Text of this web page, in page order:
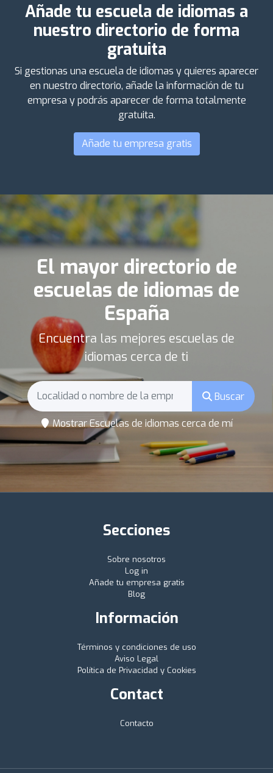
Añade tu escuela de idiomas a
nuestro directorio de forma
gratuita
Si gestionas una escuela de idiomas y quieres aparecer
en nuestro directorio, añade la información de tu
empresa y podrás aparecer de forma totalmente
gratuita.
Añade tu empresa gratis
El mayor directorio de
escuelas de idiomas de
España
Encuentra las mejores escuelas de
idiomas cerca de ti
Buscar
Mostrar Escuelas de idiomas cerca de mí
Secciones
Sobre nosotros
Log in
Añade tu empresa gratis
Blog
Información
Términos y condiciones de uso
Aviso Legal
Política de Privacidad y Cookies
Contact
Contacto